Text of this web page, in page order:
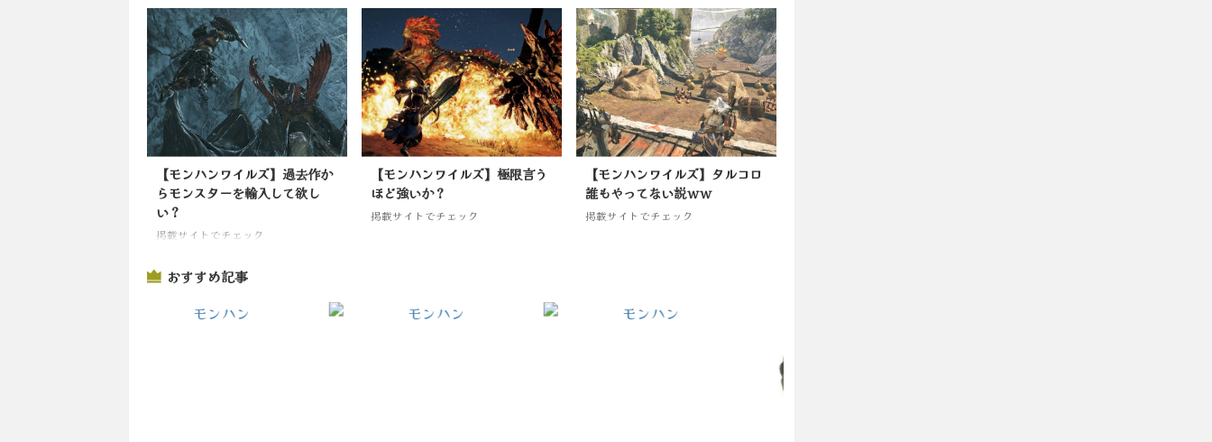
【モンハンワイルズ】過去作か
らモンスターを輸入して欲し
い？
掲載サイトでチェック
【モンハンワイルズ】極限言う
ほど強いか？
掲載サイトでチェック
【モンハンワイルズ】タルコロ
誰もやってない説ｗｗ
掲載サイトでチェック
おすすめ記事